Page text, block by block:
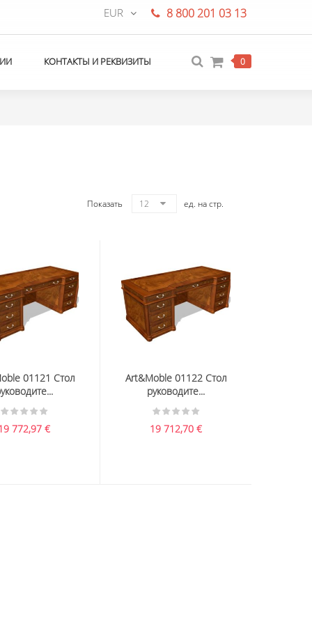
8 800 201 03 13
EUR
0
КОНТАКТЫ И РЕКВИЗИТЫ
Показать 12 ед. на стр.
01121 Стол
772,97€
Art&Moble 01122 Стол
руководите...
19 712,70€